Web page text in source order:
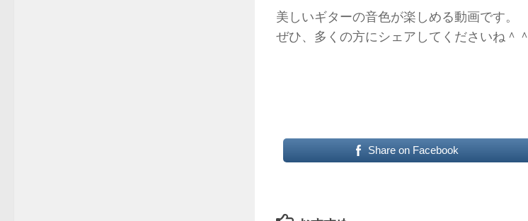
美しいギターの音色が楽しめる動画です。
ぜひ、多くの方にシェアしてくださいね＾＾
Share on Facebook